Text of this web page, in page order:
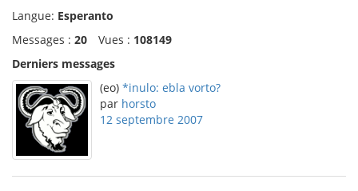
Langue: Esperanto
Messages : 20 Vues : 108149
Derniers messages
(eo) *inulo: ebla vorto?
par horsto
12 septembre 2007